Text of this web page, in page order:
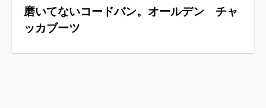
磨いてないコードバン。オールデン チャ
ッカブーツ